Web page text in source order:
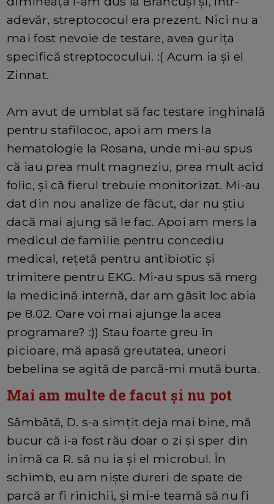
adevăr, streptococul era prezent. Nici nu a
mai fost nevoie de testare, avea gurița
specifică streptococului. :( Acum ia și el
Zinnat.
Am avut de umblat să fac testare inghinală
pentru stafilococ, apoi am mers la
hematologie la Rosana, unde mi-au spus
că iau prea mult magneziu, prea mult acid
folic, și că fierul trebuie monitorizat. Mi-au
dat din nou analize de făcut, dar nu știu
dacă mai ajung să le fac. Apoi am mers la
medicul de familie pentru concediu
medical, rețetă pentru antibiotic și
trimitere pentru EKG. Mi-au spus să merg
la medicină internă, dar am găsit loc abia
pe 8.02. Oare voi mai ajunge la acea
programare? :)) Stau foarte greu în
picioare, mă apasă greutatea, uneori
bebelina se agită de parcă-mi mută burta.
Mai am multe de facut și nu pot
Sâmbătă, D. s-a simțit deja mai bine, mă
bucur că i-a fost rău doar o zi și sper din
inimă ca R. să nu ia și el microbul. În
schimb, eu am niște dureri de spate de
parcă ar fi rinichii, și mi-e teamă să nu fi